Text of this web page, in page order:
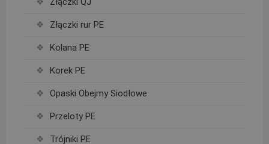
Złączki rur PE
Kolana PE
Korek PE
Opaski Obejmy Siodłowe
Przeloty PE
Trójniki PE